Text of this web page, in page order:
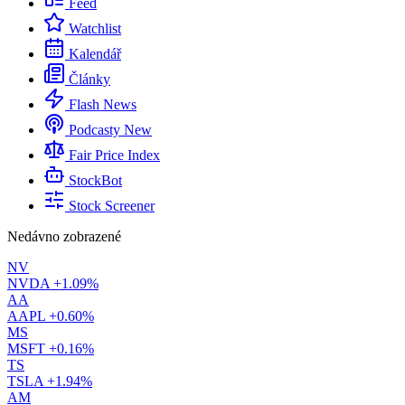
Feed
Watchlist
Kalendář
Články
Flash News
Podcasty New
Fair Price Index
StockBot
Stock Screener
Nedávno zobrazené
NV
NVDA +1.09%
AA
AAPL +0.60%
MS
MSFT +0.16%
TS
TSLA +1.94%
AM